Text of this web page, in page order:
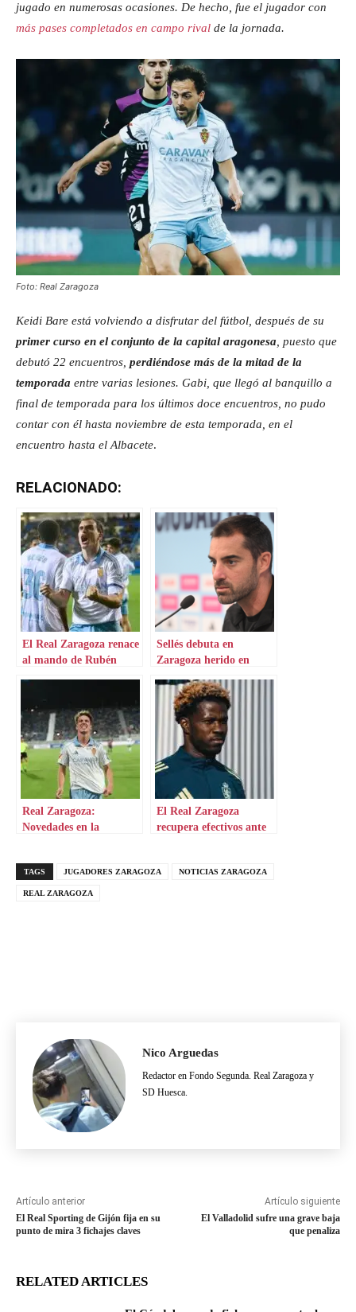
jugado en numerosas ocasiones. De hecho, fue el jugador con
más pases completados en campo rival de la jornada.
Foto: Real Zaragoza
Keidi Bare está volviendo a disfrutar del fútbol, después de su
primer curso en el conjunto de la capital aragonesa , puesto que
debutó 22 encuentros, perdiéndose más de la mitad de la
temporada entre varias lesiones. Gabi, que llegó al banquillo a
final de temporada para los últimos doce encuentros, no pudo
contar con él hasta noviembre de esta temporada, en el
encuentro hasta el Albacete.
RELACIONADO:
El Real Zaragoza renace
al mando de Rubén
Sellés debuta en
Zaragoza herido en
Real Zaragoza:
Novedades en la
El Real Zaragoza
recupera efectivos ante
TAGS JUGADORES ZARAGOZA NOTICIAS ZARAGOZA
REAL ZARAGOZA
Nico Arguedas
Redactor en Fondo Segunda. Real Zaragoza y
SD Huesca.
Artículo anterior
El Real Sporting de Gijón fija en su
punto de mira 3 fichajes claves
Artículo siguiente
El Valladolid sufre una grave baja
que penaliza
RELATED ARTICLES